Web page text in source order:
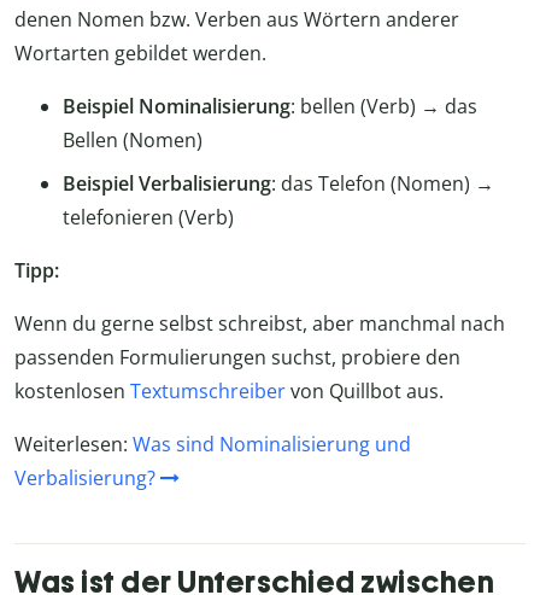
denen Nomen bzw. Verben aus Wörtern anderer
Wortarten gebildet werden.
Beispiel Nominalisierung: bellen (Verb) → das
Bellen (Nomen)
Beispiel Verbalisierung: das Telefon (Nomen) →
telefonieren (Verb)
Tipp:
Wenn du gerne selbst schreibst, aber manchmal nach
passenden Formulierungen suchst, probiere den
kostenlosen Textumschreibervon Quillbot aus.
Weiterlesen: Was sind Nominalisierung und
Verbalisierung?
Was ist der Unterschied zwischen